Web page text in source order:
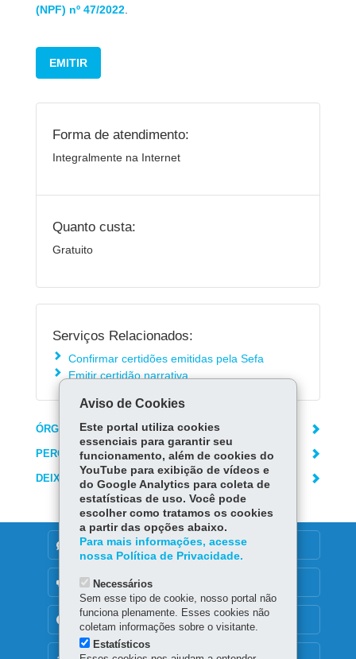
(NPF) nº 47/2022
EMITIR
Forma de atendimento:
Integralmente na Internet
Quanto custa:
Gratuito
Serviços Relacionados:
Confirmar certidões emitidas pela Sefa
Emitir certidão narrativa
ÓRGÃO RESPONSÁVEL
PERGUNTAS FREQUENTES
DEIXE SUA OPINIÃO
MAPA DO SITE
DENUNCIE CORRUPÇÃO
OUVIDORIA
TRANSPARÊNCIA INSTITUCIONAL
Aviso de Cookies
Este portal utiliza cookies
essenciais para garantir seu
funcionamento, além de cookies do
YouTube para exibição de vídeos e
do Google Analytics para coleta de
estatísticas de uso. Você pode
escolher como tratamos os cookies
a partir das opções abaixo.
Para mais informações, acesse
nossa Política de Privacidade.
Necessários
Sem esse tipo de cookie, nosso portal não
funciona plenamente. Esses cookies não
coletam informações sobre o visitante.
Estatísticos